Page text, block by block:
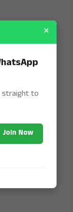
×
straight to
Join Now